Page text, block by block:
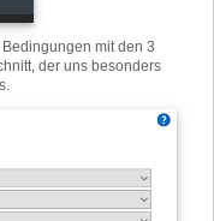
mit den 3
der uns besonders